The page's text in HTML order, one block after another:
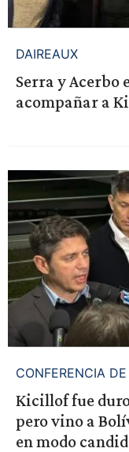
DAIREAUX
Serra y Acerbo
acompañar a
CONFERENCIA
Kicillof fue
pero vino a
en modo